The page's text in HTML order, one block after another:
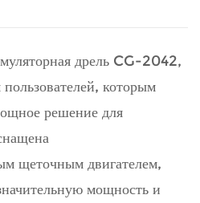
дрель CG-2042,
которым
решение для
щеточным двигателем,
мощность и